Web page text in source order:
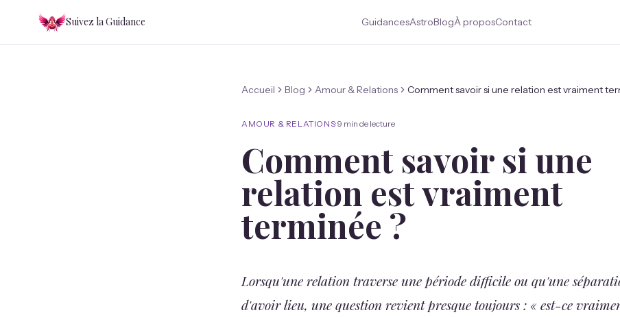
Suivez la Guidance GuidancesAstroBlogÀ proposContact
Accueil Blog Amour & Relations Comment savoir si une relation est vraiment
AMOUR & RELATIONS·9 min de lecture
Comment savoir si une
relation est vraiment
terminée ?
Lorsqu'une relation traverse une période difficile ou qu'une
d'avoir lieu, une question revient presque toujours : « est-ce